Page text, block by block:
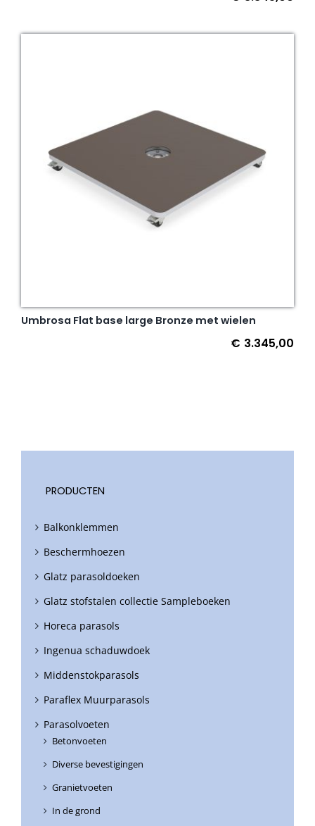
Umbrosa Flat base large Bronze met wielen
€ 3.345,00
PRODUCTEN
Balkonklemmen
Beschermhoezen
Glatz parasoldoeken
Glatz stofstalen collectie Sampleboeken
Horeca parasols
Ingenua schaduwdoek
Middenstokparasols
Paraflex Muurparasols
Parasolvoeten
Betonvoeten
Diverse bevestigingen
Granietvoeten
In de grond